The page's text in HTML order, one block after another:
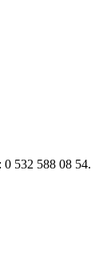
0 532 588 08 54.